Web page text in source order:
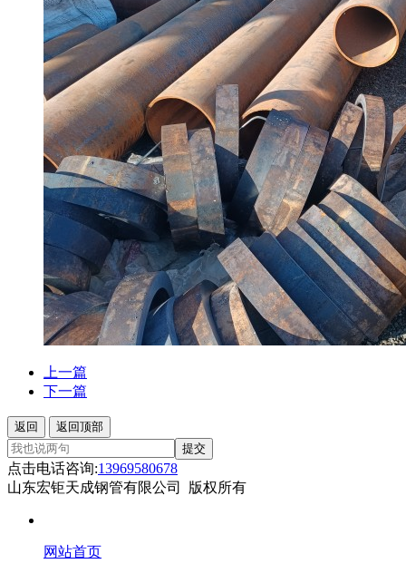
上一篇
下一篇
返回
返回顶部
提交
点击电话咨询:13969580678
山东宏钜天成钢管有限公司 版权所有
网站首页